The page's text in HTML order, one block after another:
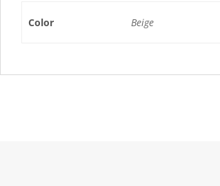
Color Beige